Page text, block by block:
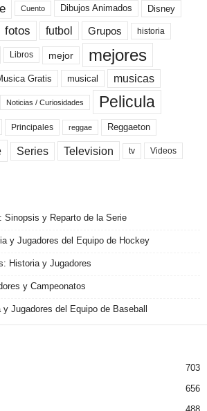
Cuento Dibujos Animados Disney
fotos futbol Grupos historia
Libros mejor mejores
Gratis musical musicas
Noticias / Curiosidades Pelicula
Principales reggae Reggaeton
Series Television tv Videos
Sinopsis y Reparto de la Serie
y Jugadores del Equipo de Hockey
Historia y Jugadores
y Campeonatos
Jugadores del Equipo de Baseball
703
656